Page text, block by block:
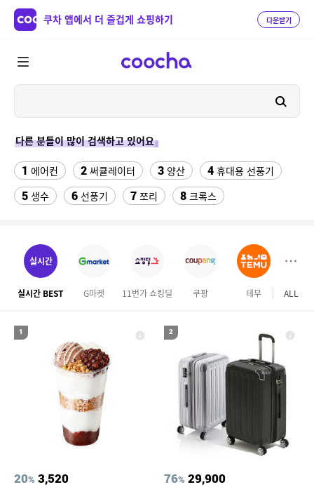
쿠차 앱에서 더 즐겁게 쇼핑하기 다운받기
다른 분들이 많이 검색하고 있어요
1 에어컨 2 써큘레이터 3 양산 4 휴대용 선풍기
5 생수 6 선풍기 7 쪼리 8 크록스
12 여자라인 댄스복
14 다이소C타입 to HDMI 미러링 케이블 대나무돗자리
16 포켓몬 카드 뱀부3겹대나무화장지 가디건
성인용세발자전거중고
ALL
실시간
실시간 BEST G마켓 11번가 쇼킹딜 쿠팡 테무 롯데
1
20% 3,520
2
76% 29,900